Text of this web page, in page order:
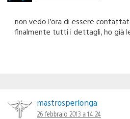
non vedo l’ora di essere
finalmente tutti i dettagli, ho già
mastrosperlonga
26 febbraio 2013 a 14:24